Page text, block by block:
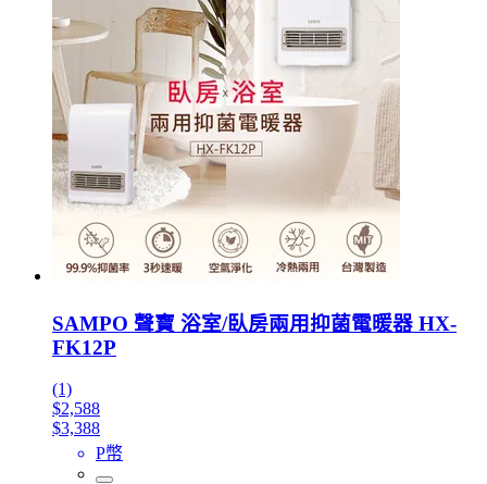
SAMPO 聲寶 浴室/臥房兩用抑菌電暖器 HX-
FK12P
(1)
$2,588
$3,388
P幣